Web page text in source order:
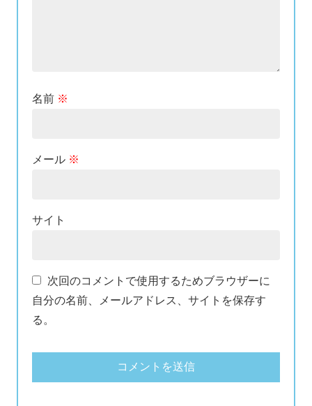
名前 ※
メール ※
サイト
次回のコメントで使用するためブラウザーに
自分の名前、メールアドレス、サイトを保存す
る。